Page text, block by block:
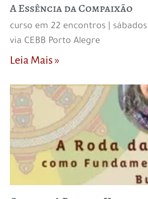
A Essência da Compaixão
curso em 22 encontros |
via CEBB Porto Alegre
Leia Mais »